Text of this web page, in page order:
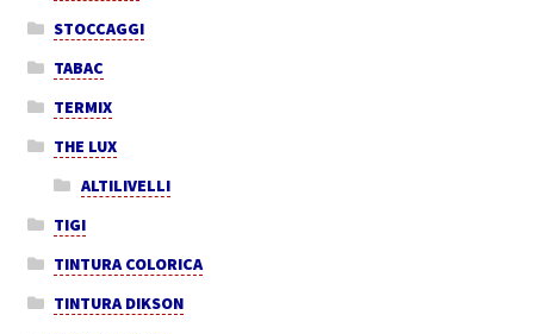
STOCCAGGI
TABAC
TERMIX
THE LUX
ALTILIVELLI
TIGI
TINTURA COLORICA
TINTURA DIKSON